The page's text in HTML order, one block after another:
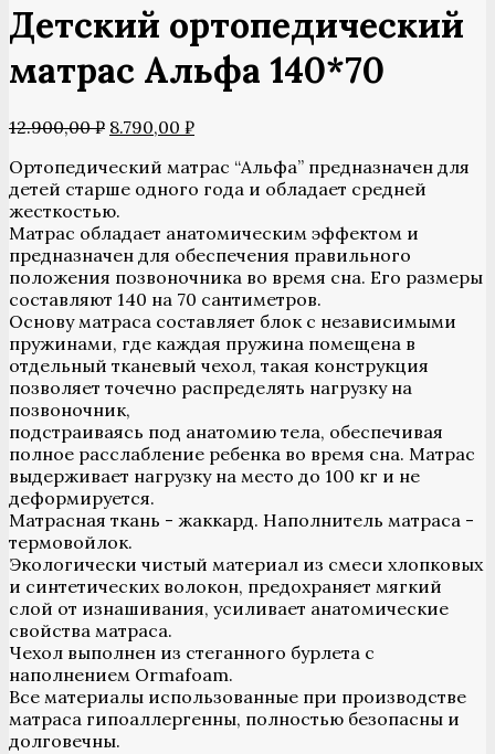
Детский ортопедический
матрас Альфа 140*70
12.900,00₽ Первоначальная
составляла
12.900,00 ₽.
8.790,00 ₽Текущая
8.790,00 ₽.
Ортопедический матрас “Альфа” предназначен для
детей старше одного года и обладает средней
жесткостью.
Матрас обладает анатомическим эффектом и
предназначен для обеспечения правильного
положения позвоночника во время сна. Его размеры
составляют 140 на 70 сантиметров.
Основу матраса составляет блок с независимыми
пружинами, где каждая пружина помещена в
отдельный тканевый чехол, такая конструкция
позволяет точечно распределять нагрузку на
позвоночник,
подстраиваясь под анатомию тела, обеспечивая
полное расслабление ребенка во время сна. Матрас
выдерживает нагрузку на место до 100 кг и не
деформируется.
Матрасная ткань - жаккард. Наполнитель матраса -
термовойлок.
Экологически чистый материал из смеси хлопковых
и синтетических волокон, предохраняет мягкий
слой от изнашивания, усиливает анатомические
свойства матраса.
Чехол выполнен из стеганного бурлета с
наполнением Ormafoam.
Все материалы использованные при производстве
матраса гипоаллергенны, полностью безопасны и
долговечны.